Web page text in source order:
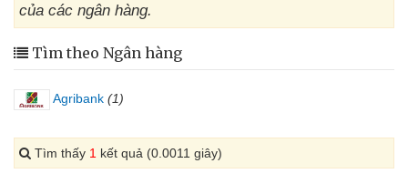
của các ngân hàng.
Tìm theo Ngân hàng
Agribank (1)
Tìm thấy 1 kết quả (0.0011 giây)